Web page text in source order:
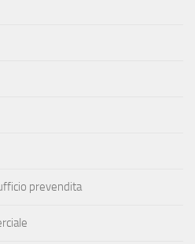
prevendita